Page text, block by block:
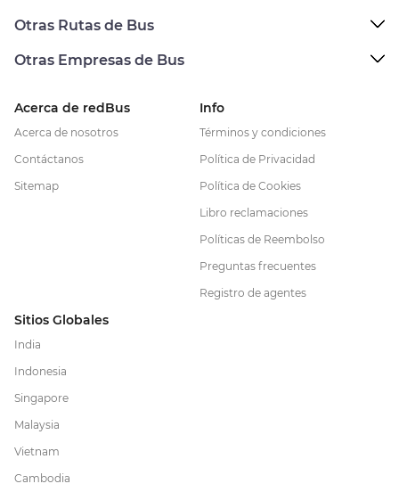
Otras Rutas de Bus
Otras Empresas de Bus
Acerca de redBus
Acerca de nosotros
Contáctanos
Sitemap
Info
Términos y condiciones
Política de Privacidad
Política de Cookies
Libro reclamaciones
Políticas de Reembolso
Preguntas frecuentes
Registro de agentes
Sitios Globales
India
Indonesia
Singapore
Malaysia
Vietnam
Cambodia